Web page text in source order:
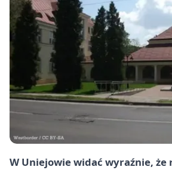
W Uniejowie widać wyraźnie, że